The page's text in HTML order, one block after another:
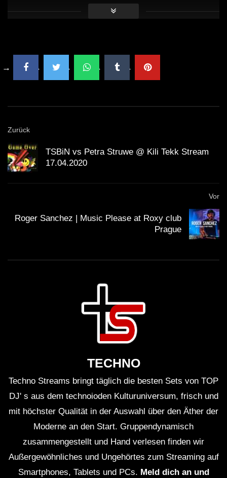
Zurück
TSBiN vs Petra Struwe @ Kili Tekk Stream
17.04.2020
Vor
Roger Sanchez | Music Please at Roxy club
Prague
TECHNO
Techno Streams bringt täglich die besten Sets von TOP
DJ' s aus dem technoioden Kulturuniversum, frisch und
mit höchster Qualität in der Auswahl über den Äther der
Moderne an den Start. Gruppendynamisch
zusammengestellt und Hand verlesen finden wir
Außergewöhnliches und Ungehörtes zum Streaming auf
Smartphones, Tablets und PCs. Meld dich an und